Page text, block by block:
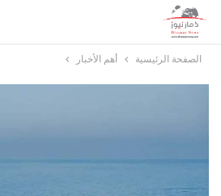
الصفحة الرئيسية أهم الأخبار